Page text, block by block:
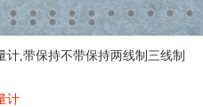
计,带保持不带保持两线制三线制
计